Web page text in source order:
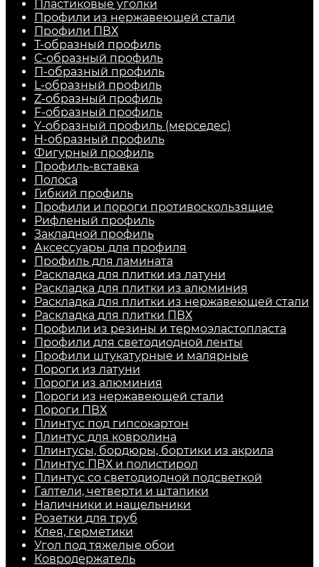
Пластиковые уголки
Профили из нержавеющей стали
Профили ПВХ
Т-образный профиль
С-образный профиль
П-образный профиль
L-образный профиль
Z-образный профиль
F-образный профиль
Y-образный профиль (мерседес)
H-образный профиль
Фигурный профиль
Профиль-вставка
Полоса
Гибкий профиль
Профили и пороги противоскользящие
Рифленый профиль
Закладной профиль
Аксессуары для профиля
Профиль для ламината
Раскладка для плитки из латуни
Раскладка для плитки из алюминия
Раскладка для плитки из нержавеющей стали
Раскладка для плитки ПВХ
Профили из резины и термоэластопласта
Профили для светодиодной ленты
Профили штукатурные и малярные
Пороги из латуни
Пороги из алюминия
Пороги из нержавеющей стали
Пороги ПВХ
Плинтус под гипсокартон
Плинтус для ковролина
Плинтусы, бордюры, бортики из акрила
Плинтус ПВХ и полистирол
Плинтус со светодиодной подсветкой
Галтели, четверти и штапики
Наличники и нащельники
Розетки для труб
Клея, герметики
Угол под тяжелые обои
Ковродержатель